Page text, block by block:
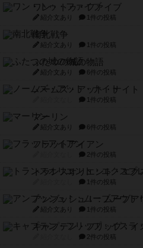
ワン・トゥ・ファイブ
紹介文あり 1件の投稿
南北戦争
紹介文あり 1件の投稿
ふたつの城の物語
紹介文あり 6件の投稿
ノームズ・アット・ナイト
1件の投稿
マーリン
紹介文あり 6件の投稿
フラットアイアン
2件の投稿
トランスオリエント・エク
1件の投稿
アンブッシュ！：ムーブア
紹介文あり 1件の投稿
キャプテン・フリップ：イ
2件の投稿